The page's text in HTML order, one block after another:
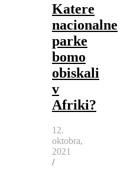
Katere
nacionalne
parke
bomo
obiskali
v
Afriki?
12.
oktobra,
2021
/